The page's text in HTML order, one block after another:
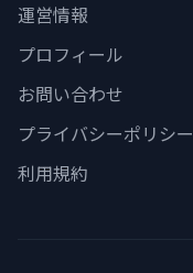
運営情報
プロフィール
お問い合わせ
プライバシーポリシー
利用規約